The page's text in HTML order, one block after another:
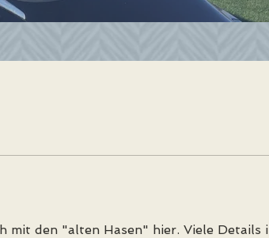
mit den "alten Hasen" hier. Viele Details